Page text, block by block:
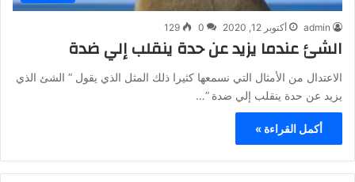
admin أكتوبر 12, 2020 0
129
الشئ عندما يزيد عن حدة ينقلب إلي ضدة
الاعتدال من الأمثال التي نسمعها كثيرا ذلك المثل الذي يقول ” الشئ الذي
يزيد عن حدة ينقلب إلي ضدة ”…
أكمل القراءة »